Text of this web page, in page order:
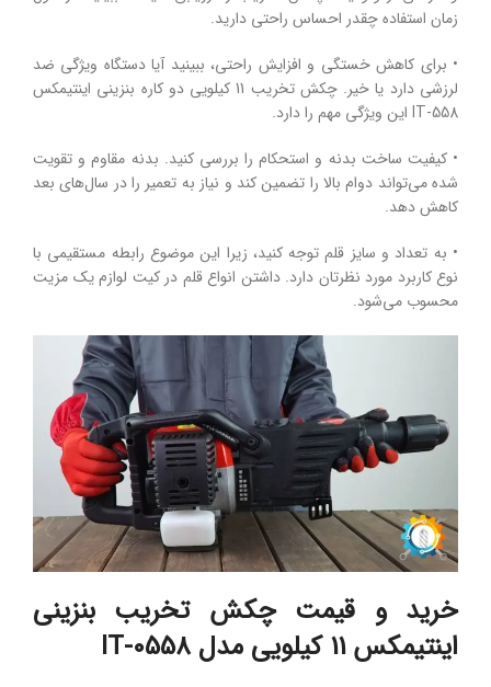
زمان استفاده چقدر احساس راحتی دارید.
• برای کاهش خستگی و افزایش راحتی، ببینید آیا دستگاه ویژگی ضد
لرزشی دارد یا خیر. چکش تخریب 11 کیلویی دو کاره بنزینی اینتیمکس
IT-558 این ویژگی مهم را دارد.
• کیفیت ساخت بدنه و استحکام را بررسی کنید. بدنه مقاوم و تقویت
شده می‌تواند دوام بالا را تضمین کند و نیاز به تعمیر را در سال‌های بعد
کاهش دهد.
• به تعداد و سایز قلم توجه کنید، زیرا این موضوع رابطه مستقیمی با
نوع کاربرد مورد نظرتان دارد. داشتن انواع قلم در کیت لوازم یک مزیت
محسوب می‌شود.
خرید و قیمت چکش تخریب بنزینی
اینتیمکس 11 کیلویی مدل IT-0558